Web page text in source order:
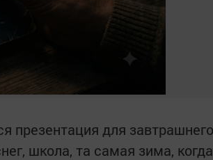
презентация для завтрашнего
школа, та самая зима, когда